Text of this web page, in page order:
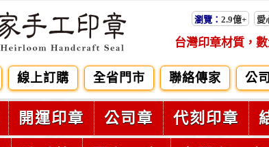
瀏覽： 2.9億+ 愛
台灣印章材質，
線上訂購 全省門市 聯絡傳家 公
開運印章 公司章 代刻印章